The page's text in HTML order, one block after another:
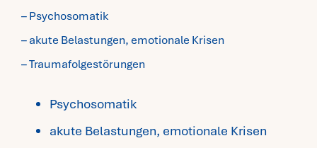
– Psychosomatik
– akute Belastungen, emotionale Krisen
– Traumafolgestörungen
Psychosomatik
akute Belastungen, emotionale Krisen